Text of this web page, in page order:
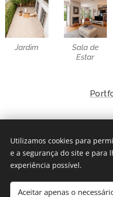
Jardim
Sala de
Estar
Desenvolvido por
Utilizamos cookies para
e a segurança do site e para
experiência possível.
Aceitar apenas o